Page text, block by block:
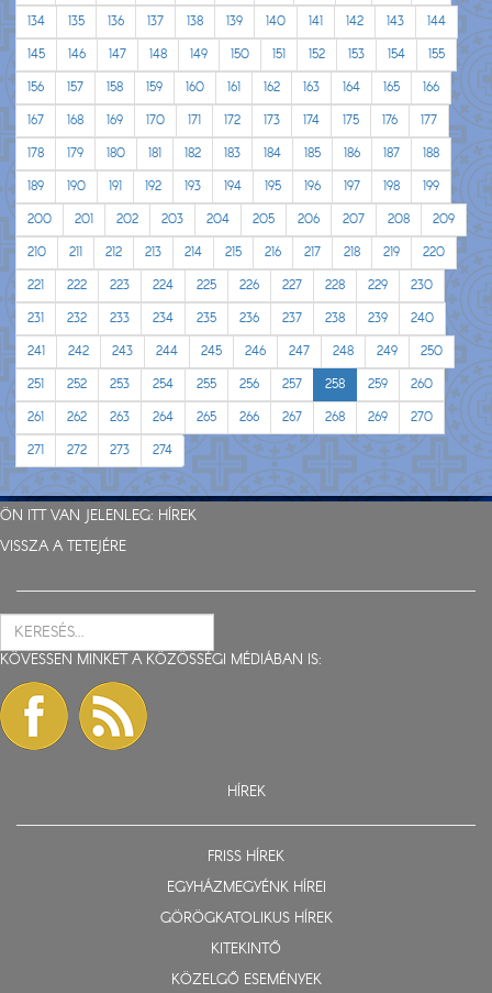
134
135 136 137 138 139 140 141 142 143
144
145
146 147 148 149 150 151 152 153 154
155
156
157 158 159 160 161 162 163 164 165
166
167
168 169 170 171 172 173 174 175 176
177
178
179 180 181 182 183 184 185 186 187
188
189
190 191 192 193 194 195 196 197 198
199
200
201 202 203 204 205 206 207 208
209
210
211 212 213 214 215 216 217 218 219
220
221
222 223 224 225 226 227 228 229
230
231
232 233 234 235 236 237 238 239
240
241
242 243 244 245 246 247 248 249
250
251
252 253 254 255 256 257 258 259
260
261
262 263 264 265 266 267 268 269
270
271
272 273 274
ÖN ITT VAN JELENLEG: HÍREK
VISSZA A TETEJÉRE
KÖVESSEN MINKET A KÖZÖSSÉGI MÉDIÁBAN IS:
HÍREK
FRISS HÍREK
EGYHÁZMEGYÉNK HÍREI
GÖRÖGKATOLIKUS HÍREK
KITEKINTŐ
KÖZELGŐ ESEMÉNYEK